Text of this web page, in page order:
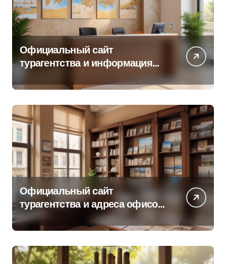
Официальный сайт
турагентства и информация
Официальный сайт
турагентства и адреса офисов
продаж по регионам